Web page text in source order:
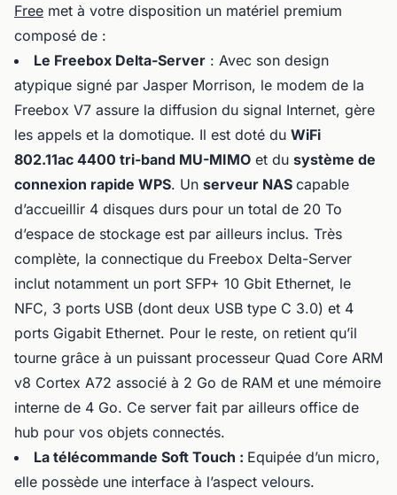
Free met à votre disposition un matériel premium
composé de :
Le Freebox Delta-Server : Avec son design
atypique signé par Jasper Morrison, le modem de la
Freebox V7 assure la diffusion du signal Internet, gère
les appels et la domotique. Il est doté du WiFi
802.11ac 4400 tri-band MU-MIMO et du système de
connexion rapide WPS. Un serveur NAS capable
d’accueillir 4 disques durs pour un total de 20 To
d’espace de stockage est par ailleurs inclus. Très
complète, la connectique du Freebox Delta-Server
inclut notamment un port SFP+ 10 Gbit Ethernet, le
NFC, 3 ports USB (dont deux USB type C 3.0) et 4
ports Gigabit Ethernet. Pour le reste, on retient qu’il
tourne grâce à un puissant processeur Quad Core ARM
v8 Cortex A72 associé à 2 Go de RAM et une mémoire
interne de 4 Go. Ce server fait par ailleurs office de
hub pour vos objets connectés.
La télécommande Soft Touch : Equipée d’un micro,
elle possède une interface à l’aspect velours.